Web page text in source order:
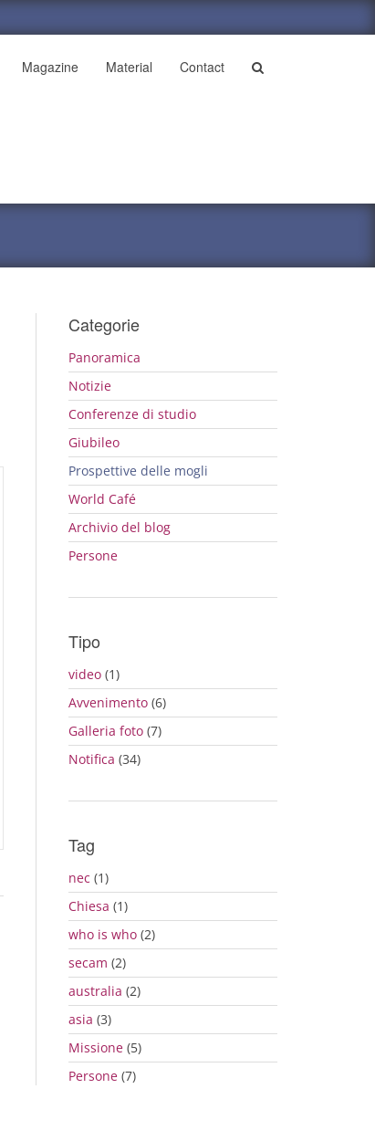
Magazine Material Contact
Categorie
Panoramica
Notizie
Conferenze di studio
Giubileo
Prospettive delle mogli
World Café
Archivio del blog
Persone
Tipo
video (1)
Avvenimento (6)
Galleria foto (7)
Notifica (34)
Tag
nec (1)
Chiesa (1)
who is who (2)
secam (2)
australia (2)
asia (3)
Missione (5)
Persone (7)